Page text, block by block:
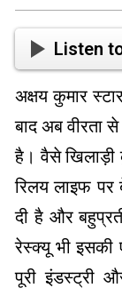
Listen
अक्षय कुमार
बाद अब वीरता
है। वैसे खिलाड़ी
रिलय लाइफ पर
दी है और
रेस्क्यू भी इसकी
पूरी इंडस्ट्री